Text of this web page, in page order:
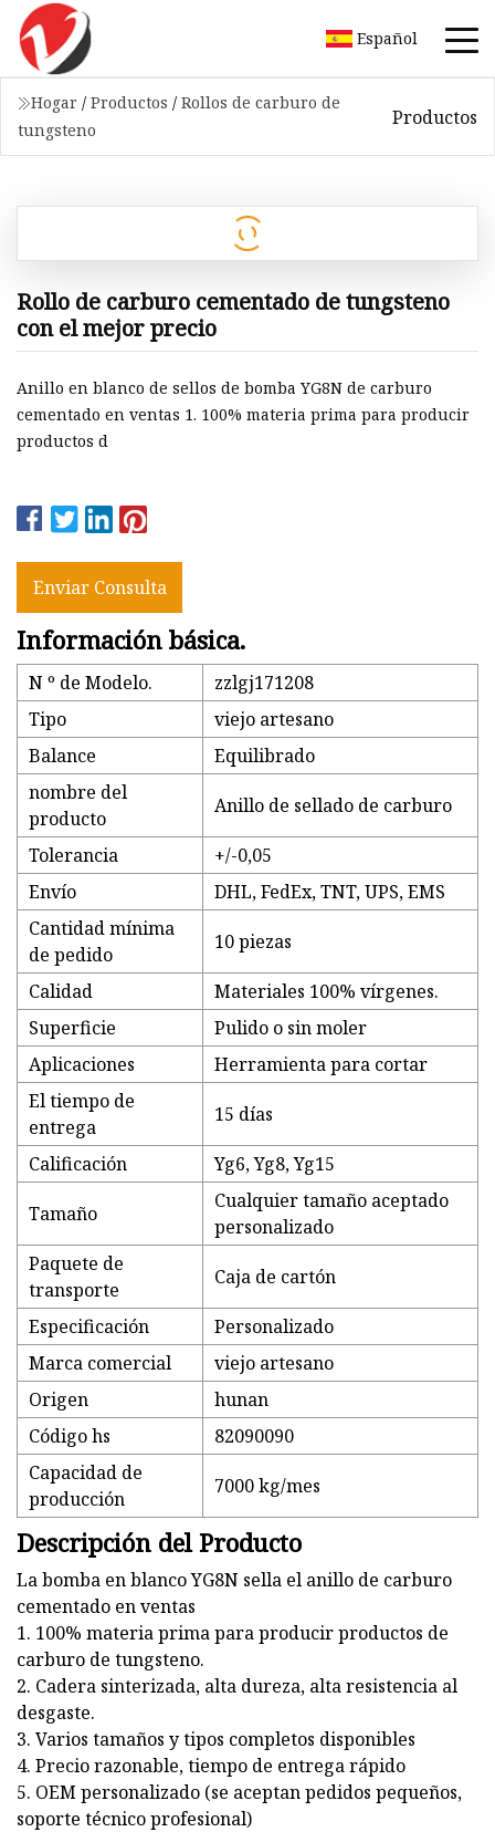
Español
Hogar / Productos / Rollos de carburo de
tungsteno
Productos
Rollo de carburo cementado de tungsteno
con el mejor precio
Anillo en blanco de sellos de bomba YG8N de carburo
cementado en ventas 1. 100% materia prima para producir
productos d
Enviar Consulta
Información básica.
N º de Modelo.
zzlgj171208
Tipo
viejo artesano
Balance
Equilibrado
nombre del
producto
Anillo de sellado de carburo
Tolerancia
+/-0,05
Envío
DHL, FedEx, TNT, UPS, EMS
Cantidad mínima
de pedido
10 piezas
Calidad
Materiales 100% vírgenes.
Superficie
Pulido o sin moler
Aplicaciones
Herramienta para cortar
El tiempo de
entrega
15 días
Calificación Yg6, Yg8, Yg15
Tamaño
Cualquier tamaño aceptado
personalizado
Paquete de
transporte
Caja de cartón
Especificación
Personalizado
Marca comercial
viejo artesano
Origen
hunan
Código hs
82090090
Capacidad de
producción
7000 kg/mes
Descripción del Producto
La bomba en blanco YG8N sella el anillo de carburo
cementado en ventas
1. 100% materia prima para producir productos de
carburo de tungsteno.
2. Cadera sinterizada, alta dureza, alta resistencia al
desgaste.
3. Varios tamaños y tipos completos disponibles
4. Precio razonable, tiempo de entrega rápido
5. OEM personalizado (se aceptan pedidos pequeños,
soporte técnico profesional)